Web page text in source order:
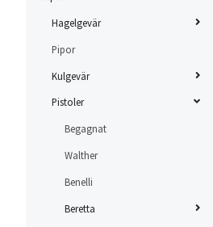
Hagelgevär
Pipor
Kulgevär
Pistoler
Begagnat
Walther
Benelli
Beretta